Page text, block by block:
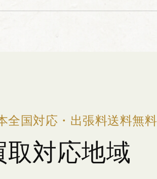
全国対応・出張料送料無料
取対応地域